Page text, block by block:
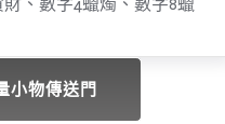
小物傳送門